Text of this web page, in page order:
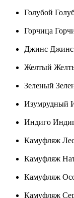
Голубой
Горчица
Джинс Джинс
Желтый
Зеленый
Изумрудный
Индиго
Камуфляж
Камуфляж
Камуфляж
Камуфляж